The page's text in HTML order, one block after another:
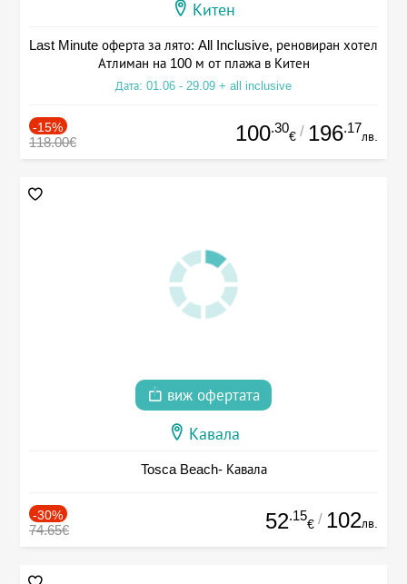
Китен
Last Minute оферта за лято: All Inclusive, реновиран хотел
Атлиман на 100 м от плажа в Китен
Дата: 01.06 - 29.09 + all inclusive
-15%
118.00€ 100.30
€ / 196.17
лв.
виж офертата
Кавала
Tosca Beach- Кавала
-30%
74.65€ 52.15
€ / 102лв.